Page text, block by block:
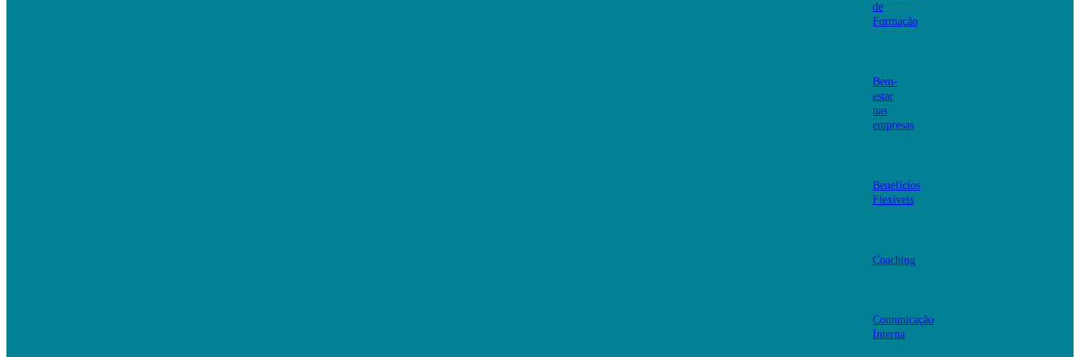
de
Formação
Bem-
estar
nas
empresas
Benefícios
Flexíveis
Coaching
Comunicação
Interna